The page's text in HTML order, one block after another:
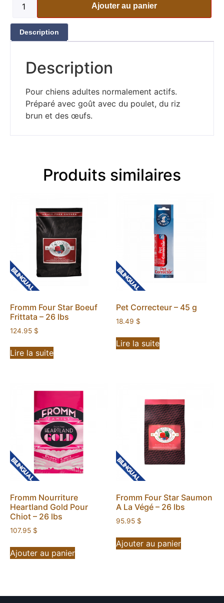
Ajouter au panier
Description
Description
Pour chiens adultes normalement actifs.
Préparé avec goût avec du poulet, du riz
brun et des œufs.
Produits similaires
Fromm Four Star Boeuf
Frittata – 26 lbs
124.95 $
Lire la suite
Pet Correcteur – 45 g
18.49 $
Lire la suite
Fromm Nourriture
Heartland Gold Pour
Chiot – 26 lbs
107.95 $
Ajouter au panier
Fromm Four Star Saumon
A La Végé – 26 lbs
95.95 $
Ajouter au panier